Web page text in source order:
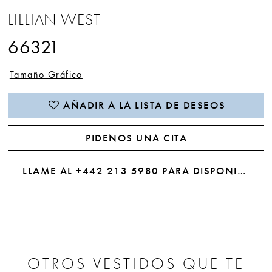
LILLIAN WEST
66321
Tamaño Gráfico
AÑADIR A LA LISTA DE DESEOS
PIDENOS UNA CITA
LLAME AL +442 213 5980 PARA DISPONIBILIDAD
OTROS VESTIDOS QUE TE